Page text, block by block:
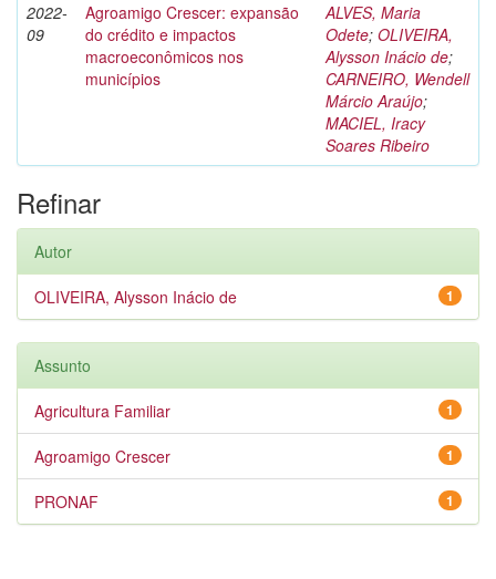
2022-
09
Agroamigo Crescer: expansão
do crédito e impactos
macroeconômicos nos
municípios
ALVES, Maria
Odete; OLIVEIRA,
Alysson Inácio de;
CARNEIRO, Wendell
Márcio Araújo;
MACIEL, Iracy
Soares Ribeiro
Refinar
Autor
1
OLIVEIRA, Alysson Inácio de
Assunto
1
Agricultura Familiar
1
Agroamigo Crescer
1
PRONAF